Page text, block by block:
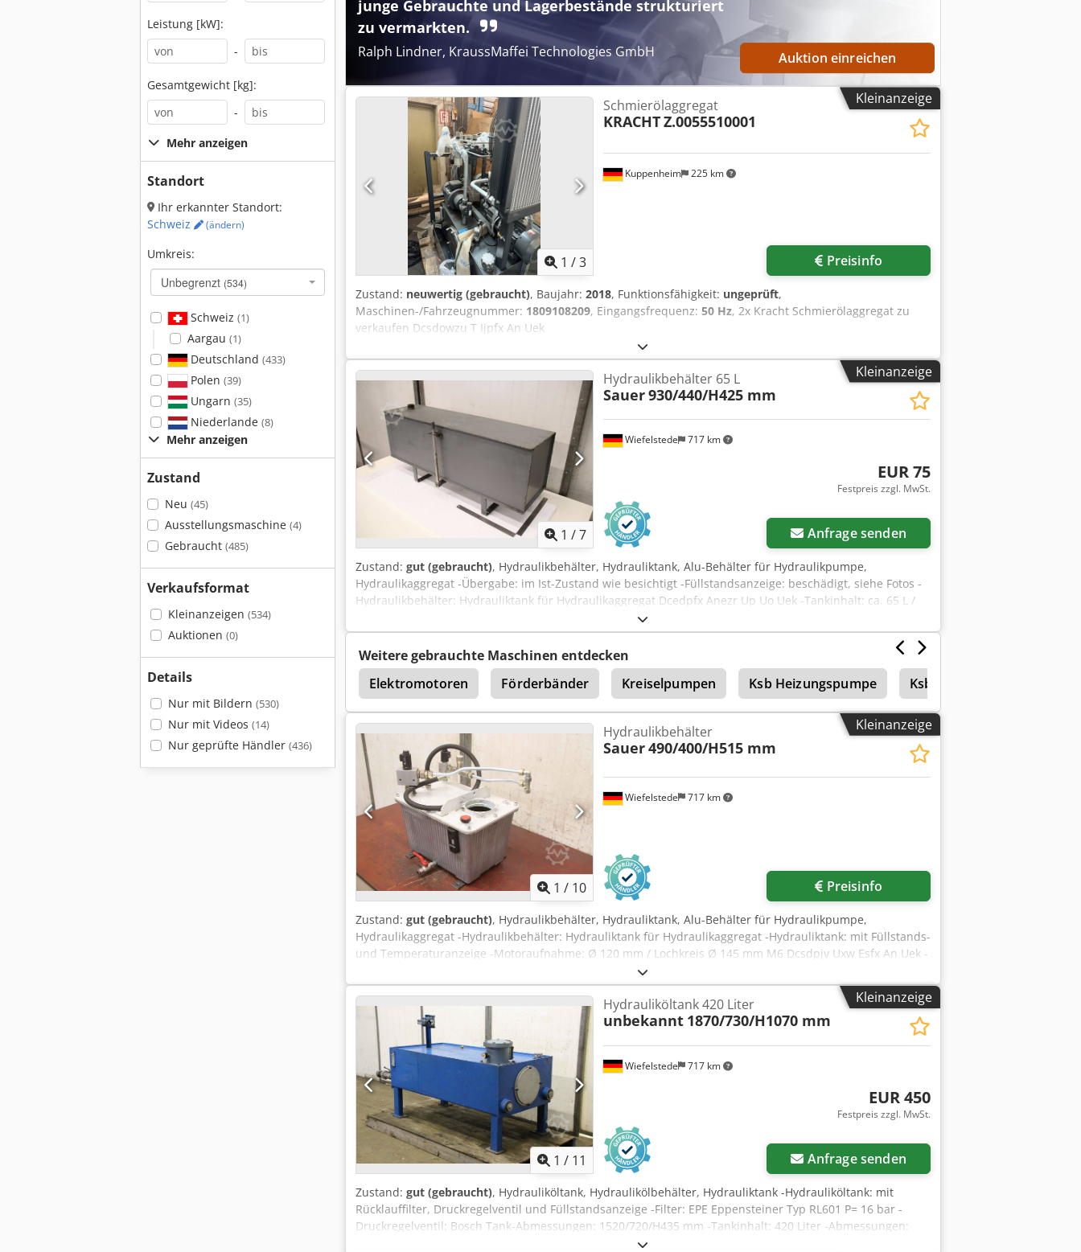
Leistung [kW]:
-
Gesamtgewicht [kg]:
-
Mehr anzeigen
Standort
Ihr erkannter Standort:
Schweiz
(ändern)
Umkreis:
Unbegrenzt (534)
Schweiz (1)
Aargau (1)
Deutschland (433)
Polen (39)
Ungarn (35)
Niederlande (8)
Mehr anzeigen
Zustand
Neu (45)
Ausstellungsmaschine (4)
Gebraucht (485)
Verkaufsformat
Kleinanzeigen (534)
Auktionen (0)
Details
Nur mit Bildern (530)
Nur mit Videos (14)
Nur geprüfte Händler (436)
ebenfalls gebraucht erhältlich. Die Vakuumpumpe kann in Leinfelden-Echterdingen besichtigt und
getestet werden. Dodjzqvpyspfx An Ueck
junge Gebrauchte und Lagerbestände strukturiert
zu vermarkten.
Ralph Lindner, KraussMaffei Technologies GmbH Auktion einreichen
Kleinanzeige
1 /3
Kuppenheim 225 km
Schmierölaggregat
KRACHTZ.0055510001
Preisinfo
Zustand: neuwertig (gebraucht), Baujahr: 2018, Funktionsfähigkeit: ungeprüft,
Maschinen-/Fahrzeugnummer: 1809108209, Eingangsfrequenz: 50 Hz, 2x Kracht Schmierölaggregat zu
verkaufen Dcsdowzu T Ijpfx An Uek
Kleinanzeige
1 /7
Wiefelstede 717 km
Hydraulikbehälter 65 L
Sauer930/440/H425 mm
EUR 75
Festpreis zzgl. MwSt.
Anfrage senden
Zustand: gut (gebraucht), Hydraulikbehälter, Hydrauliktank, Alu-Behälter für Hydraulikpumpe,
Hydraulikaggregat -Übergabe: im Ist-Zustand wie besichtigt -Füllstandsanzeige: beschädigt, siehe Fotos -
Hydraulikbehälter: Hydrauliktank für Hydraulikaggregat Dcedpfx Anezr Up Uo Uek -Tankinhalt: ca. 65 L /
250x930x280 mm -Einzelkomponenten: siehe Fotos -Transportabmessungen: 930/440/H425 mm -Gewicht:
16,6 kg
Weitere gebrauchte Maschinen entdecken
Elektromotoren
Förderbänder Kreiselpumpen Ksb Heizungspumpe Ksb Sewabloc
Ksb Multibloc
Kleinanzeige
1 / 10
Wiefelstede 717 km
Hydraulikbehälter
Sauer490/400/H515 mm
Preisinfo
Zustand: gut (gebraucht), Hydraulikbehälter, Hydrauliktank, Alu-Behälter für Hydraulikpumpe,
Hydraulikaggregat -Hydraulikbehälter: Hydrauliktank für Hydraulikaggregat -Hydrauliktank: mit Füllstands-
und Temperaturanzeige -Motoraufnahme: Ø 120 mm / Lochkreis Ø 145 mm M6 Dcsdpjv Uxw Esfx An Uek -
Einzelkomponenten: siehe Fotos -Abmessungen: 490/400/H515 mm -Gewicht: 25 kg.
Kleinanzeige
1 / 11
Wiefelstede 717 km
Hydrauliköltank 420 Liter
unbekannt 1870/730/H1070 mm
EUR 450
Festpreis zzgl. MwSt.
Anfrage senden
Zustand: gut (gebraucht), Hydrauliköltank, Hydraulikölbehälter, Hydrauliktank -Hydrauliköltank: mit
Rücklauffilter, Druckregelventil und Füllstandsanzeige -Filter: EPE Eppensteiner Typ RL601 P= 16 bar -
Druckregelventil: Bosch Tank-Abmessungen: 1520/720/H435 mm -Tankinhalt: 420 Liter -Abmessungen:
1870/730/H1070 mm Dodpfx Anohuk N Es Uock -Gewicht: 278 kg